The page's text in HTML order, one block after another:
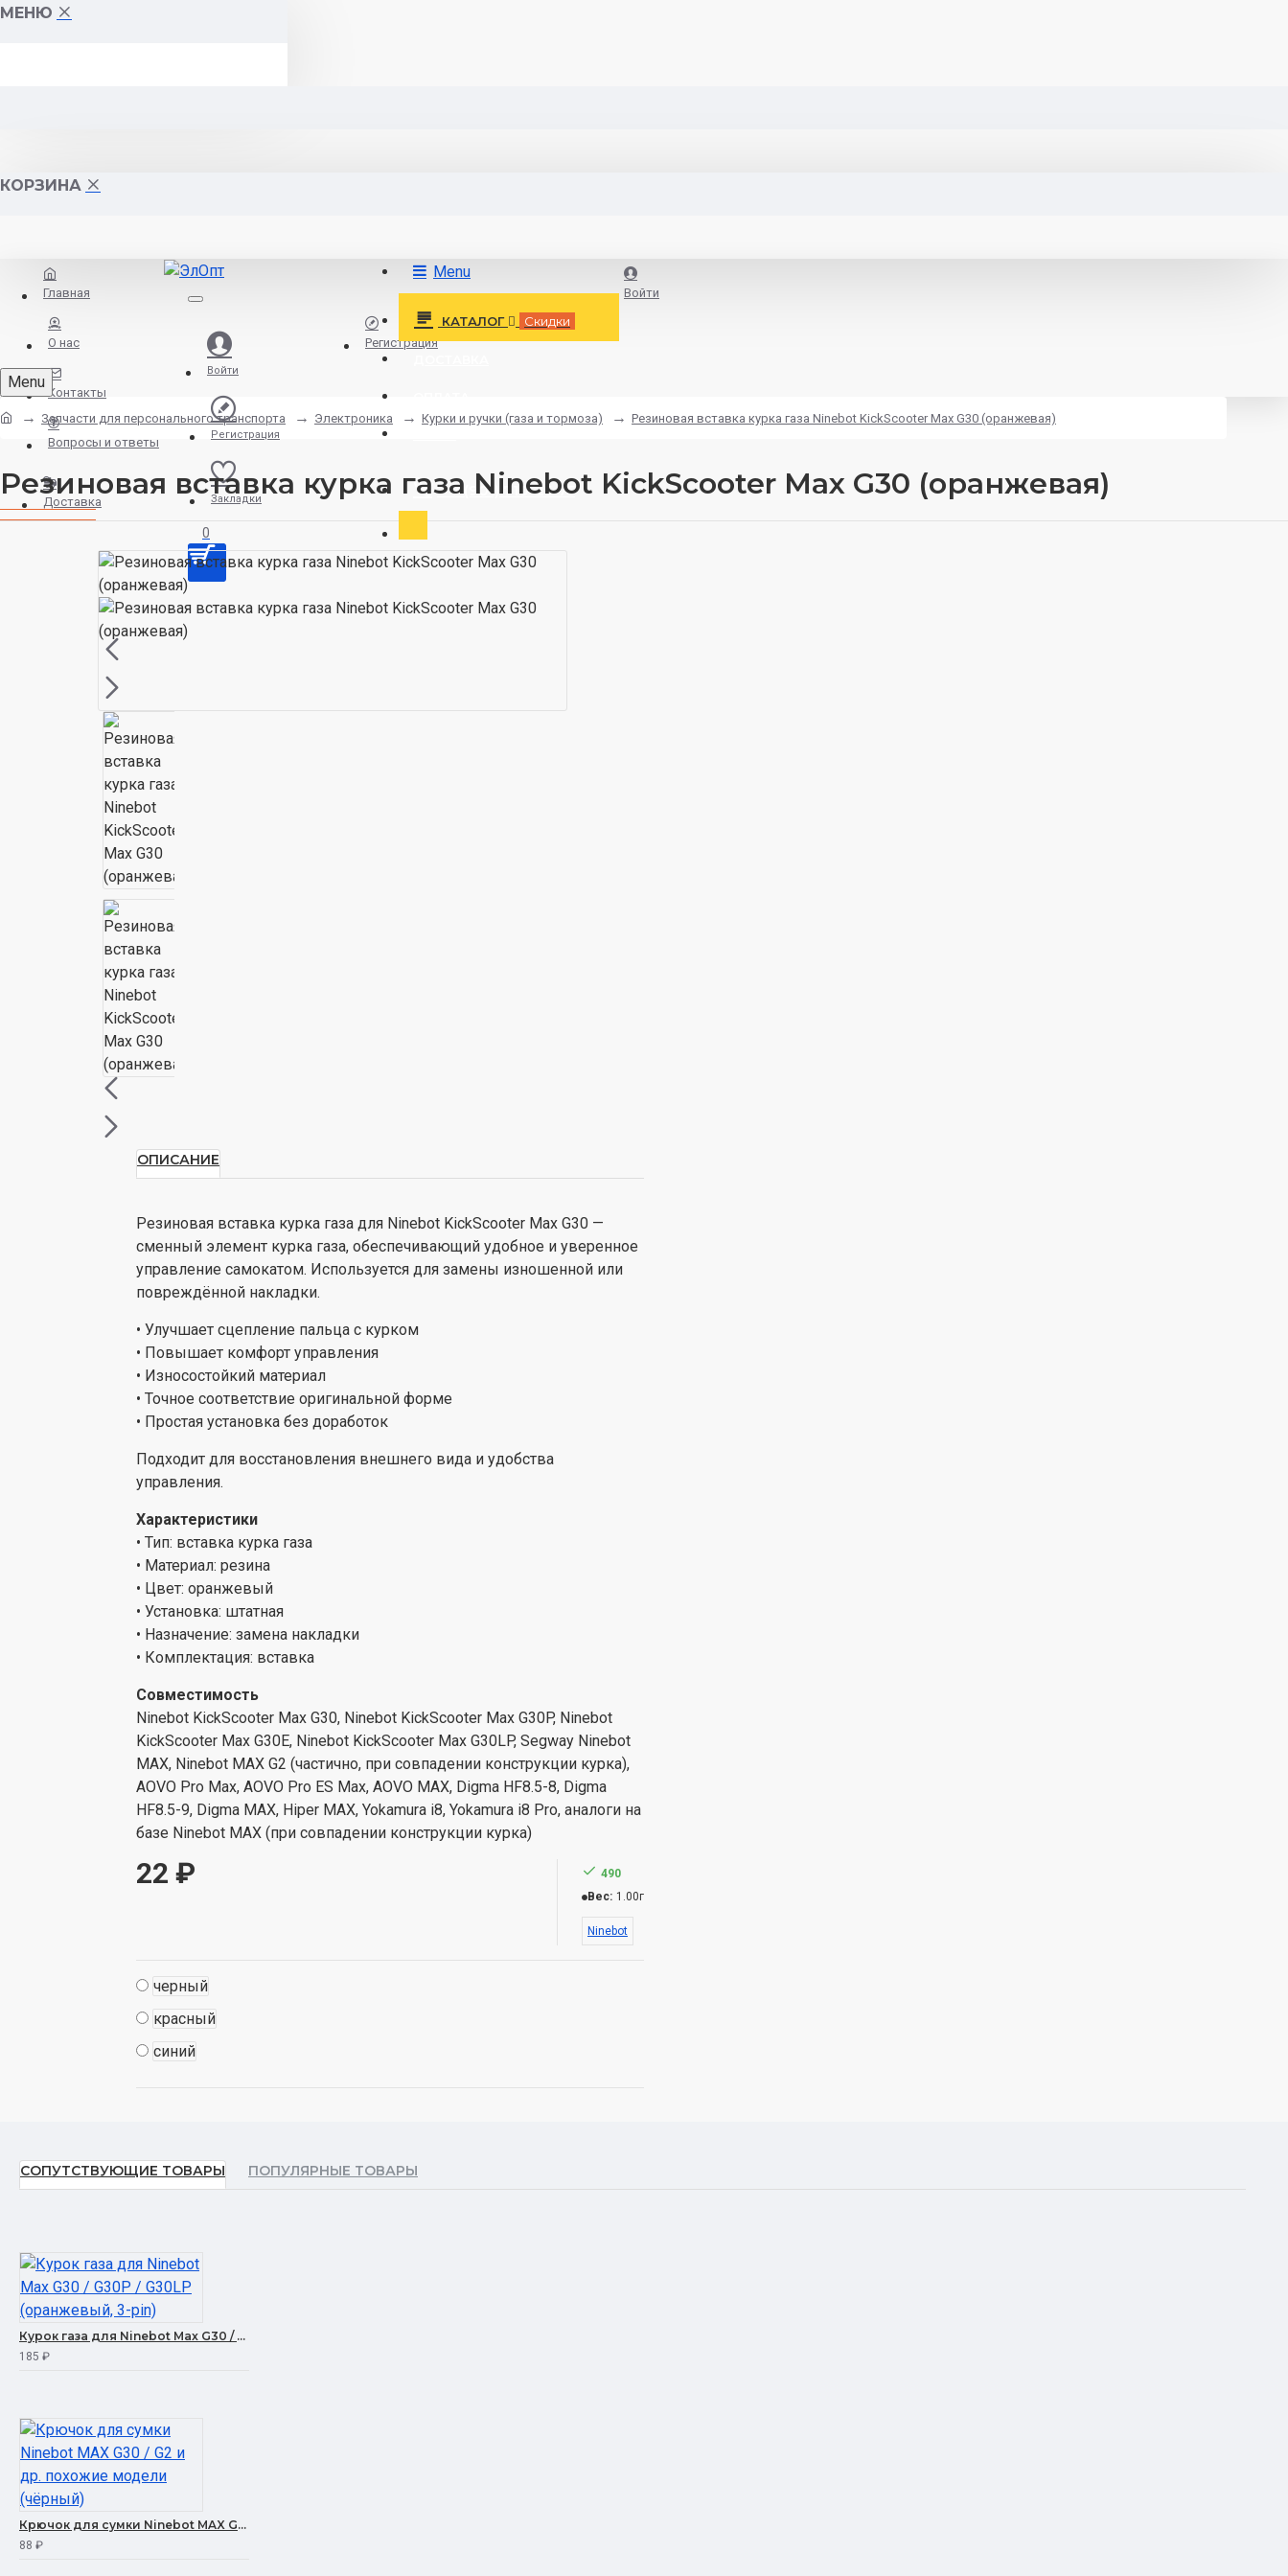
МЕНЮ
КОРЗИНА
Главная
О нас
Контакты
Вопросы и ответы
Доставка
Войти
Регистрация
Закладки
0
Menu
КАТАЛОГ Скидки
+7 (901) 710-25-75
Войти
Регистрация
Menu
Запчасти для персонального транспорта Электроника Курки и ручки (газа и тормоза) Резиновая вставка курка газа Ninebot KickScooter Max G30 (оранжевая)
Резиновая вставка курка газа Ninebot KickScooter Max G30 (оранжевая)
ОПИСАНИЕ
Резиновая вставка курка газа для Ninebot KickScooter Max G30 —
сменный элемент курка газа, обеспечивающий удобное и уверенное
управление самокатом. Используется для замены изношенной или
повреждённой накладки.
• Улучшает сцепление пальца с курком
• Повышает комфорт управления
• Износостойкий материал
• Точное соответствие оригинальной форме
• Простая установка без доработок
Подходит для восстановления внешнего вида и удобства
управления.
Характеристики
• Тип: вставка курка газа
• Материал: резина
• Цвет: оранжевый
• Установка: штатная
• Назначение: замена накладки
• Комплектация: вставка
Совместимость
Ninebot KickScooter Max G30, Ninebot KickScooter Max G30P, Ninebot
KickScooter Max G30E, Ninebot KickScooter Max G30LP, Segway Ninebot
MAX, Ninebot MAX G2 (частично, при совпадении конструкции курка),
AOVO Pro Max, AOVO Pro ES Max, AOVO MAX, Digma HF8.5-8, Digma
HF8.5-9, Digma MAX, Hiper MAX, Yokamura i8, Yokamura i8 Pro, аналоги на
базе Ninebot MAX (при совпадении конструкции курка)
22 ₽
490
Вес: 1.00г
Ninebot
черный
красный
синий
СОПУТСТВУЮЩИЕ ТОВАРЫ ПОПУЛЯРНЫЕ ТОВАРЫ
Курок газа для Ninebot Max G30 / G30P / G30LP (оранжевый, 3-pin)
185 ₽
Крючок для сумки Ninebot MAX G30 / G2 и др. похожие модели (чёрный)
88 ₽